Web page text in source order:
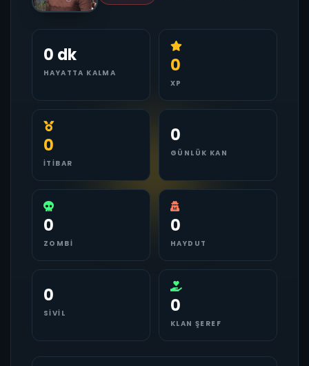
0 dk
HAYATTA KALMA 0
XP
0
İTIBAR
0
GÜNLÜK KAN
0
ZOMBI
0
HAYDUT
0
SIVIL 0
KLAN ŞEREF